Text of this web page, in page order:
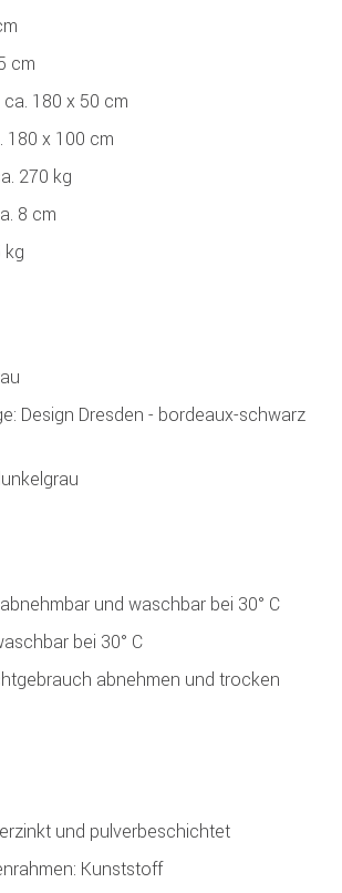
cm
ca. 180 x 50 cm
180 x 100 cm
270 kg
8 cm
kg
Design Dresden - bordeaux-schwarz
und waschbar bei 30° C
bei 30° C
abnehmen und trocken
und pulverbeschichtet
Kunststoff